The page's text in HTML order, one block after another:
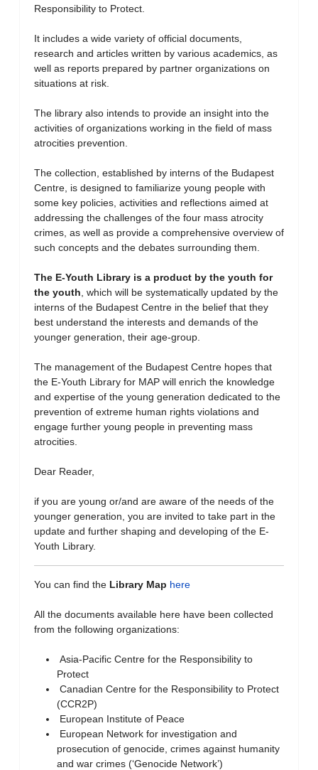
Responsibility to Protect.
It includes a wide variety of official documents,
research and articles written by various academics, as
well as reports prepared by partner organizations on
situations at risk.
The library also intends to provide an insight into the
activities of organizations working in the field of mass
atrocities prevention.
The collection, established by interns of the Budapest
Centre, is designed to familiarize young people with
some key policies, activities and reflections aimed at
addressing the challenges of the four mass atrocity
crimes, as well as provide a comprehensive overview of
such concepts and the debates surrounding them.
The E-Youth Library is a product by the youth for
the youth , which will be systematically updated by the
interns of the Budapest Centre in the belief that they
best understand the interests and demands of the
younger generation, their age-group.
The management of the Budapest Centre hopes that
the E-Youth Library for MAP will enrich the knowledge
and expertise of the young generation dedicated to the
prevention of extreme human rights violations and
engage further young people in preventing mass
atrocities.
Dear Reader,
if you are young or/and are aware of the needs of the
younger generation, you are invited to take part in the
update and further shaping and developing of the E-
Youth Library.
You can find the Library Map here
All the documents available here have been collected
from the following organizations:
Asia-Pacific Centre for the Responsibility to
Protect
Canadian Centre for the Responsibility to Protect
(CCR2P)
European Institute of Peace
European Network for investigation and
prosecution of genocide, crimes against humanity
and war crimes (‘Genocide Network’)